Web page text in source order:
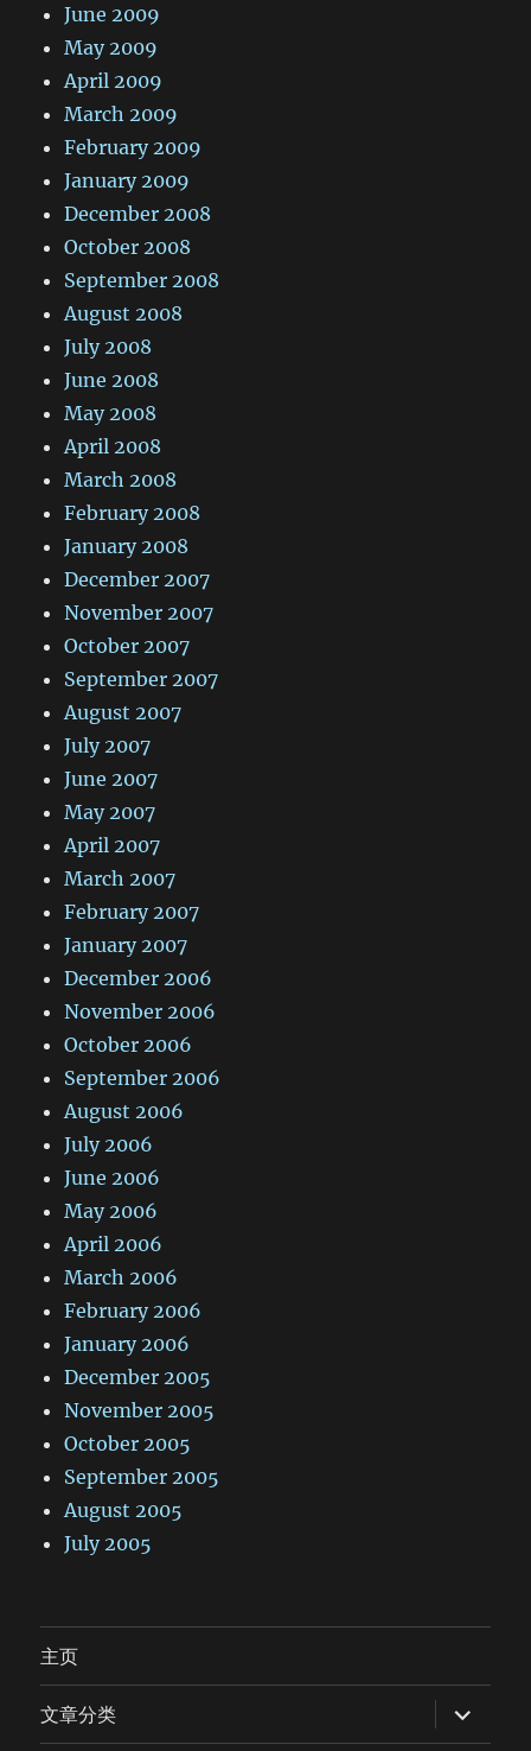
June 2009
May 2009
April 2009
March 2009
February 2009
January 2009
December 2008
October 2008
September 2008
August 2008
July 2008
June 2008
May 2008
April 2008
March 2008
February 2008
January 2008
December 2007
November 2007
October 2007
September 2007
August 2007
July 2007
June 2007
May 2007
April 2007
March 2007
February 2007
January 2007
December 2006
November 2006
October 2006
September 2006
August 2006
July 2006
June 2006
May 2006
April 2006
March 2006
February 2006
January 2006
December 2005
November 2005
October 2005
September 2005
August 2005
July 2005
主页
文章分类
expand
child
menu